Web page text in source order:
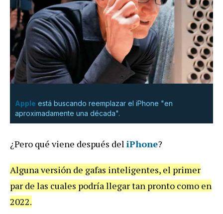
Apple está buscando reemplazar el iPhone "en
aproximadamente una década".
¿Pero qué viene después del iPhone?
Alguna versión de gafas inteligentes, el primer
par de las cuales podría llegar tan pronto como en
2022.